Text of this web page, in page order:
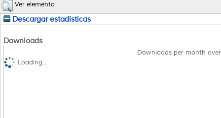
Ver elemento
Descargar estadísticas
Downloads
Downloads per month
Loading...